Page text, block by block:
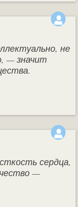
не
— значит
сердца,
—